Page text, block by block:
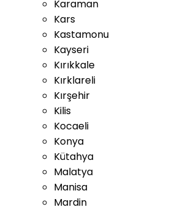
Karaman
Kars
Kastamonu
Kayseri
Kırıkkale
Kırklareli
Kırşehir
Kilis
Kocaeli
Konya
Kütahya
Malatya
Manisa
Mardin